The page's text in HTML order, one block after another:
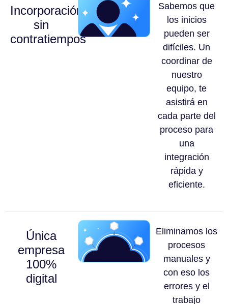
Incorporación
sin
contratiempos
Sabemos que
los inicios
pueden ser
difíciles. Un
coordinar de
nuestro
equipo, te
asistirá en
cada parte del
proceso para
una
integración
rápida y
eficiente.
Única
empresa
100%
digital
Eliminamos los
procesos
manuales y
con eso los
errores y el
trabajo